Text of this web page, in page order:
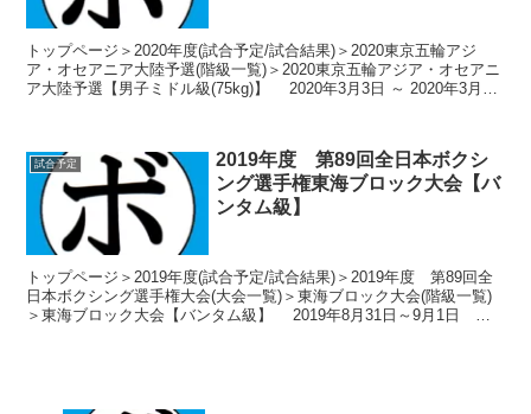
トップページ＞2020年度(試合予定/試合結果)＞2020東京五輪アジ
ア・オセアニア大陸予選(階級一覧)＞2020東京五輪アジア・オセアニ
ア大陸予選【男子ミドル級(75kg)】 2020年3月3日 ～ 2020年3月11
試合予定
2019年度 第89回全日本ボクシ
ング選手権東海ブロック大会【バ
ンタム級】
トップページ＞2019年度(試合予定/試合結果)＞2019年度 第89回全
日本ボクシング選手権大会(大会一覧)＞東海ブロック大会(階級一覧)
＞東海ブロック大会【バンタム級】 2019年8月31日～9月1日 岐